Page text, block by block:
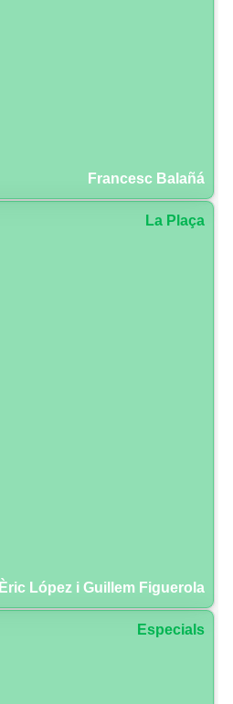
Francesc Balañá
La Plaça
Èric López i Guillem Figuerola
Especials